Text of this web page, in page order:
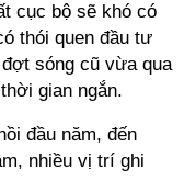
cục bộ sẽ khó có
thói quen đầu tư
sóng cũ vừa qua
gian ngắn.
đầu năm, đến
nhiều vị trí ghi